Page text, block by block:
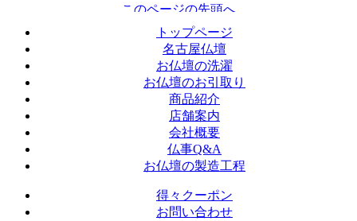
トップページ
名古屋仏壇
お仏壇の洗濯
お仏壇のお引取り
商品紹介
店舗案内
会社概要
仏事Q&A
お仏壇の製造工程
得々クーポン
お問い合わせ